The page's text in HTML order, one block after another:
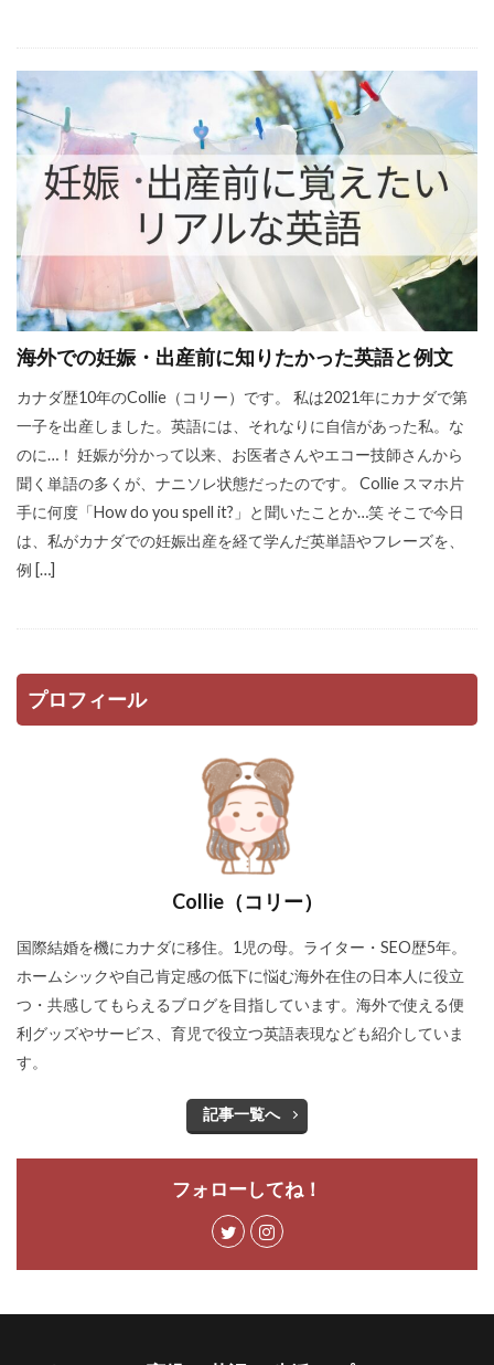
海外での妊娠・出産前に知りたかった英語と例文
カナダ歴10年のCollie（コリー）です。 私は2021年にカナダで第
一子を出産しました。英語には、それなりに自信があった私。な
のに…！ 妊娠が分かって以来、お医者さんやエコー技師さんから
聞く単語の多くが、ナニソレ状態だったのです。 Collie スマホ片
手に何度「How do you spell it?」と聞いたことか…笑 そこで今日
は、私がカナダでの妊娠出産を経て学んだ英単語やフレーズを、
例 […]
プロフィール
Collie（コリー）
国際結婚を機にカナダに移住。1児の母。ライター・SEO歴5年。
ホームシックや自己肯定感の低下に悩む海外在住の日本人に役立
つ・共感してもらえるブログを目指しています。海外で使える便
利グッズやサービス、育児で役立つ英語表現なども紹介していま
す。
記事一覧へ
フォローしてね！